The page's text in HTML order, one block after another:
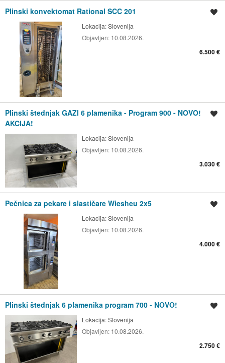
Plinski konvektomat Rational SCC 201
Lokacija:Slovenija
Objavljen: 10.08.2026.
6.500 €
Plinski štednjak GAZI 6 plamenika - Program 900 - NOVO!
AKCIJA!
Lokacija:Slovenija
Objavljen: 10.08.2026.
3.030 €
Pečnica za pekare i slastičare Wiesheu 2x5
Lokacija:Slovenija
Objavljen: 10.08.2026.
4.000 €
Plinski štednjak 6 plamenika program 700 - NOVO!
Lokacija:Slovenija
Objavljen: 10.08.2026.
2.750 €